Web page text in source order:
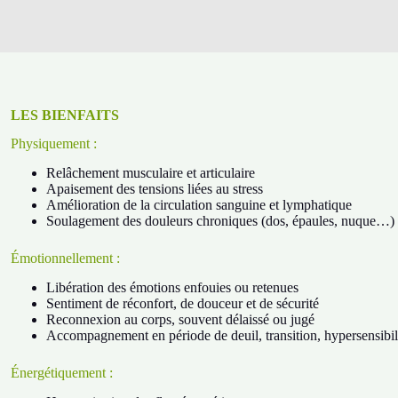
LES BIENFAITS
Physiquement :
Relâchement musculaire et articulaire
Apaisement des tensions liées au stress
Amélioration de la circulation sanguine et lymphatique
Soulagement des douleurs chroniques (dos, épaules, nuque…)
Émotionnellement :
Libération des émotions enfouies ou retenues
Sentiment de réconfort, de douceur et de sécurité
Reconnexion au corps, souvent délaissé ou jugé
Accompagnement en période de deuil, transition,
Énergétiquement :